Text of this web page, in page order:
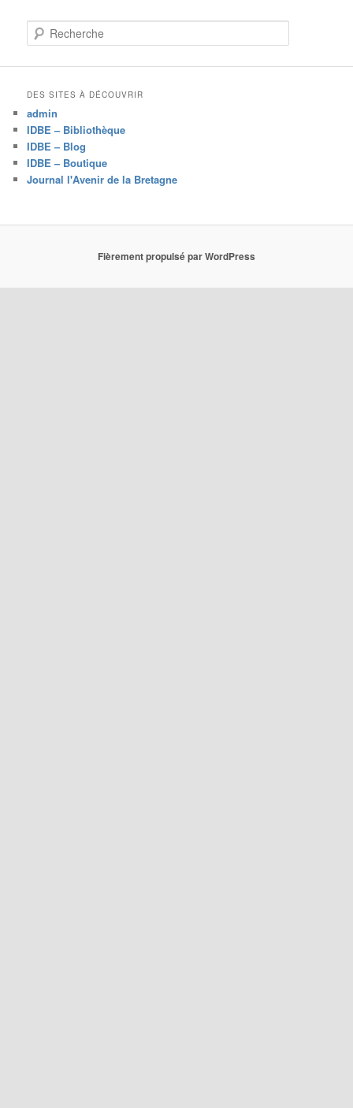
e
c
h
e
DES SITES À DÉCOUVRIR
admin
IDBE – Bibliothèque
IDBE – Blog
IDBE – Boutique
Journal l'Avenir de la Bretagne
Fièrement propulsé par WordPress